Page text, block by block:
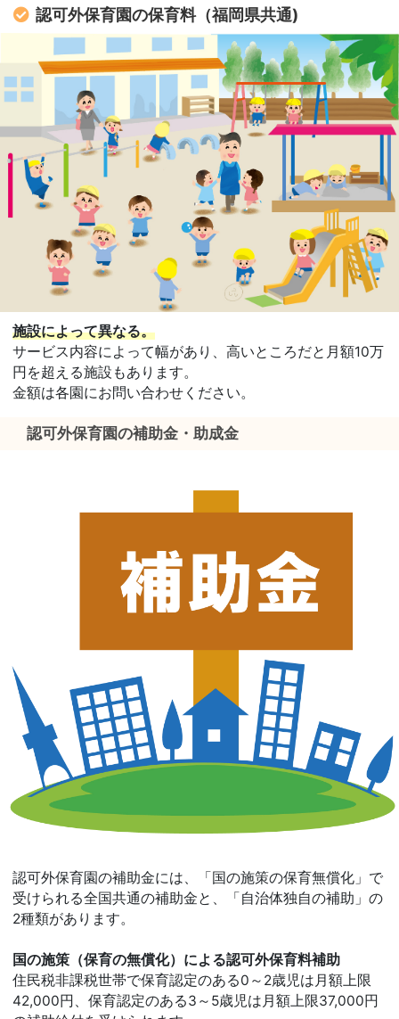
認可外保育園の保育料（福岡県共通)
施設によって異なる。
サービス内容によって幅があり、高いところだと月額10万
円を超える施設もあります。
金額は各園にお問い合わせください。
認可外保育園の補助金・助成金
認可外保育園の補助金には、「国の施策の保育無償化」で
受けられる全国共通の補助金と、「自治体独自の補助」の
2種類があります。
国の施策（保育の無償化）による認可外保育料補助
住民税非課税世帯で保育認定のある0～2歳児は月額上限
42,000円、保育認定のある3～5歳児は月額上限37,000円